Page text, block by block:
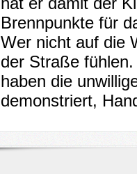
Brennpunkte für
Wer nicht auf die
der Straße
haben die
demonstriert,